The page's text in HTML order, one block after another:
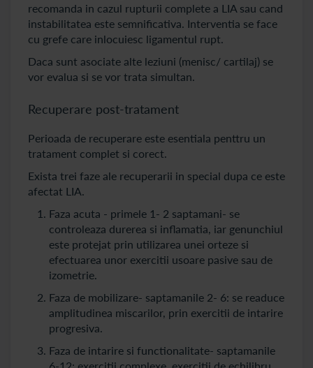
recomanda in cazul rupturii complete a LIA sau cand
instabilitatea este semnificativa. Interventia se face
cu grefe care inlocuiesc ligamentul rupt.
Daca sunt asociate alte leziuni (menisc/ cartilaj) se
vor evalua si se vor trata simultan.
Recuperare post-tratament
Perioada de recuperare este esentiala penttru un
tratament complet si corect.
Exista trei faze ale recuperarii in special dupa ce este
afectat LIA.
Faza acuta - primele 1- 2 saptamani- se
controleaza durerea si inflamatia, iar genunchiul
este protejat prin utilizarea unei orteze si
efectuarea unor exercitii usoare pasive sau de
izometrie.
Faza de mobilizare- saptamanile 2- 6: se readuce
amplitudinea miscarilor, prin exercitii de intarire
progresiva.
Faza de intarire si functionalitate- saptamanile